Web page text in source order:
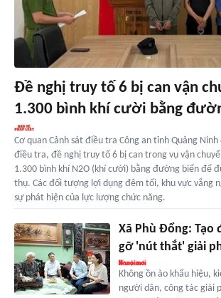
Đề nghị truy tố 6 bị can vận
1.300 bình khí cười bằng
Cơ quan Cảnh sát điều tra Công an tỉnh Quảng
điều tra, đề nghị truy tố 6 bị can trong vụ vận
1.300 bình khí N2O (khí cười) bằng đường biển để
thụ. Các đối tượng lợi dụng đêm tối, khu vực vắng
sự phát hiện của lực lượng chức năng.
Xã Phù Đổng: Tạo
gỡ 'nút thắt' giải
Không ồn ào khẩu hiệu,
người dân, công tác giải